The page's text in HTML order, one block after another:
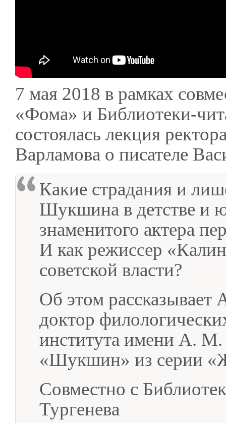
7 мая 2018 в рамках
«Фома» и Библиотеки-
состоялась лекция
Варламова о писателе
Какие страдания и
Шукшина в детстве и
знаменитого актера
И как режиссер
советской власти?
Об этом рассказывает
доктор
института имени А. М.
«Шукшин» из серии
Совместно с
Тургенева